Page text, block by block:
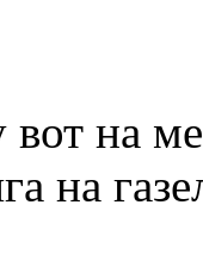
вот на
на